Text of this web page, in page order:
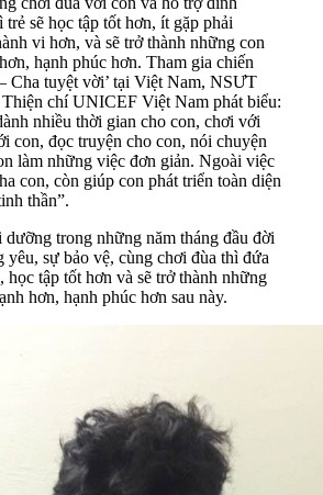
sẽ học tập tốt hơn, ít gặp phải
vi hơn, và sẽ trở thành những con
hạnh phúc hơn. Tham gia chiến
Cha tuyệt vời’ tại Việt Nam, NSƯT
chí UNICEF Việt Nam phát biểu:
nhiều thời gian cho con, chơi với
con, đọc truyện cho con, nói chuyện
làm những việc đơn giản. Ngoài việc
con, còn giúp con phát triển toàn diện
thần”.
trong những năm tháng đầu đời
yêu, sự bảo vệ, cùng chơi đùa thì đứa
học tập tốt hơn và sẽ trở thành những
hơn, hạnh phúc hơn sau này.